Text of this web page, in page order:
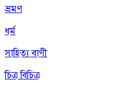
ভ্রমণ
ধর্ম
সাহিত্য বাণী
চিত্র বিচিত্র